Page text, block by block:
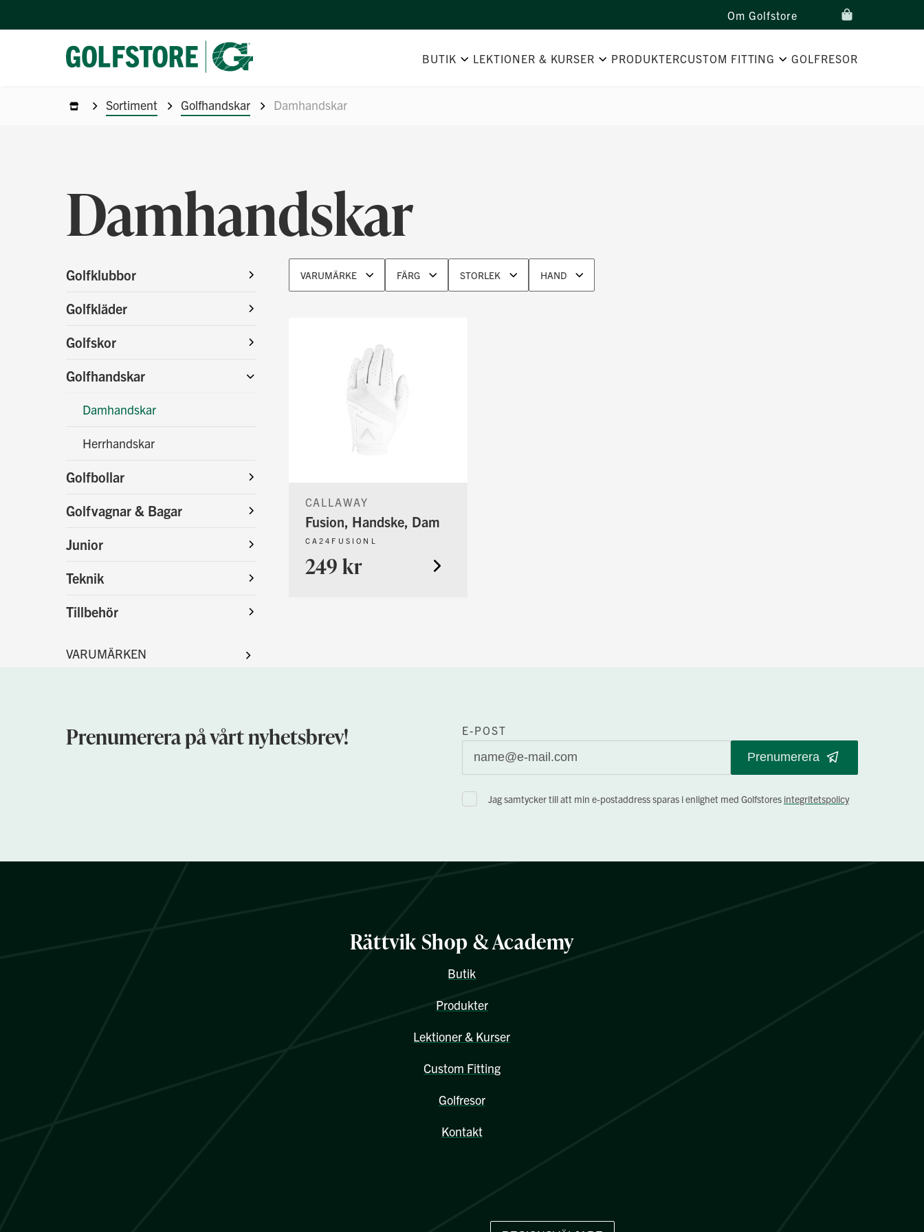
Om Golfstore
BUTIK LEKTIONER & KURSER PRODUKTERCUSTOM FITTING GOLFRESOR
Sortiment Golfhandskar Damhandskar
Damhandskar
VARUMÄRKE FÄRG STORLEK HAND
CALLAWAY
Fusion, Handske, Dam
CA24FUSIONL
249 kr
Golfklubbor
Golfkläder
Golfskor
Golfhandskar
Damhandskar
Herrhandskar
Golfbollar
Golfvagnar & Bagar
Junior
Teknik
Tillbehör
Prenumerera på vårt nyhetsbrev!
E-POST
Prenumerera
Jag samtycker till att min e-postaddress sparas i enlighet med Golfstores integritetspolicy
Rättvik Shop & Academy
Butik
Produkter
Lektioner & Kurser
Custom Fitting
Golfresor
Kontakt